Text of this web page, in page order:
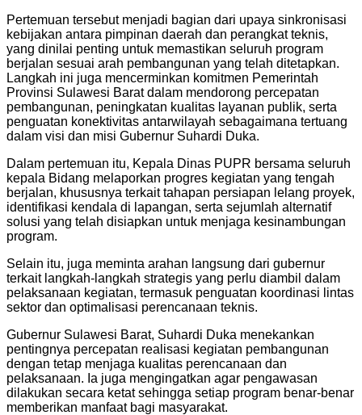
Pertemuan tersebut menjadi bagian dari upaya sinkronisasi
kebijakan antara pimpinan daerah dan perangkat teknis,
yang dinilai penting untuk memastikan seluruh program
berjalan sesuai arah pembangunan yang telah ditetapkan.
Langkah ini juga mencerminkan komitmen Pemerintah
Provinsi Sulawesi Barat dalam mendorong percepatan
pembangunan, peningkatan kualitas layanan publik, serta
penguatan konektivitas antarwilayah sebagaimana tertuang
dalam visi dan misi Gubernur Suhardi Duka.
Dalam pertemuan itu, Kepala Dinas PUPR bersama seluruh
kepala Bidang melaporkan progres kegiatan yang tengah
berjalan, khususnya terkait tahapan persiapan lelang proyek,
identifikasi kendala di lapangan, serta sejumlah alternatif
solusi yang telah disiapkan untuk menjaga kesinambungan
program.
Selain itu, juga meminta arahan langsung dari gubernur
terkait langkah-langkah strategis yang perlu diambil dalam
pelaksanaan kegiatan, termasuk penguatan koordinasi lintas
sektor dan optimalisasi perencanaan teknis.
Gubernur Sulawesi Barat, Suhardi Duka menekankan
pentingnya percepatan realisasi kegiatan pembangunan
dengan tetap menjaga kualitas perencanaan dan
pelaksanaan. Ia juga mengingatkan agar pengawasan
dilakukan secara ketat sehingga setiap program benar-benar
memberikan manfaat bagi masyarakat.